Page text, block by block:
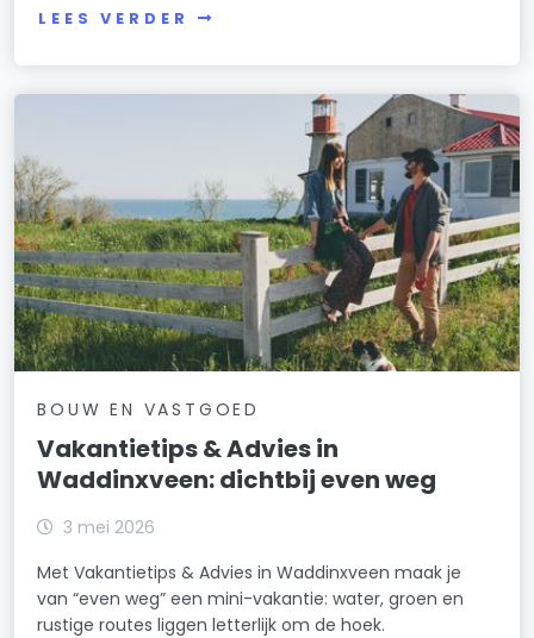
LEES VERDER
BOUW EN VASTGOED
Vakantietips & Advies in
Waddinxveen: dichtbij even weg
3 mei 2026
Met Vakantietips & Advies in Waddinxveen maak je
van “even weg” een mini-vakantie: water, groen en
rustige routes liggen letterlijk om de hoek.